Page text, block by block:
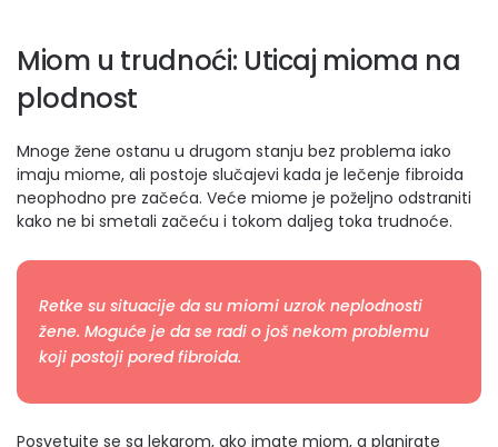
Miom u trudnoći: Uticaj mioma na
plodnost
Mnoge žene ostanu u drugom stanju bez problema iako
imaju miome, ali postoje slučajevi kada je lečenje fibroida
neophodno pre začeća. Veće miome je poželjno odstraniti
kako ne bi smetali začeću i tokom daljeg toka trudnoće.
Retke su situacije da su miomi uzrok neplodnosti
žene. Moguće je da se radi o još nekom problemu
koji postoji pored fibroida.
Posvetujte se sa lekarom, ako imate miom, a planirate